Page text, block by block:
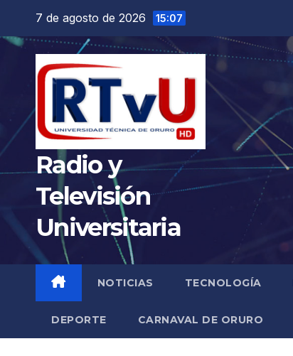
contenido
7 de agosto de 2026 15:07
Radio y
Televisión
Universitaria
NOTICIAS TECNOLOGÍA
DEPORTE CARNAVAL DE ORURO